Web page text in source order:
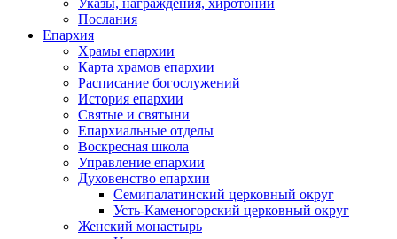
Указы, награждения, хиротонии
Послания
Епархия
Храмы епархии
Карта храмов епархии
Расписание богослужений
История епархии
Святые и святыни
Епархиальные отделы
Воскресная школа
Управление епархии
Духовенство епархии
Семипалатинский церковный округ
Усть-Каменогорский церковный округ
Женский монастырь